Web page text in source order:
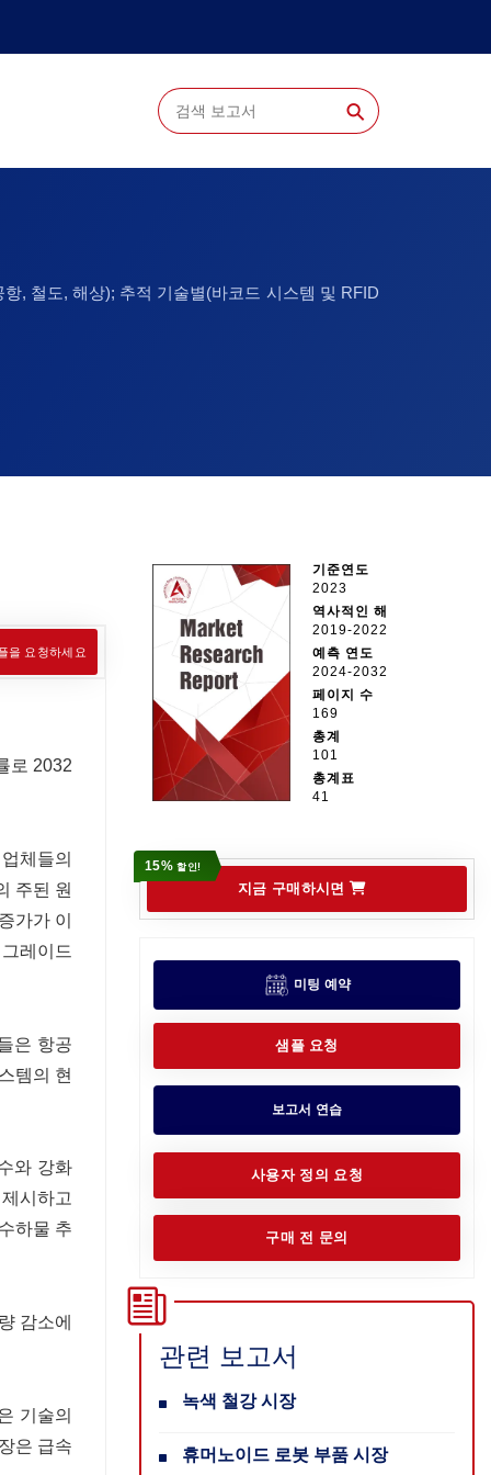
⚲
, 철도, 해상); 추적 기술별(바코드 시스템 및 RFID
을 요청하세요
로 2032
체들의
주된 원
가가 이
레이드
은 항공
템의 현
와 강화
시하고
하물 추
감소에
기술의
은 급속
기준연도
2023
역사적인 해
2019-2022
예측 연도
2024-2032
페이지 수
169
총계
101
총계표
41
지금 구매하시면
15%할인!
미팅 예약
샘플 요청
보고서 연습
사용자 정의 요청
구매 전 문의
관련 보고서
녹색 철강 시장
휴머노이드 로봇 부품 시장